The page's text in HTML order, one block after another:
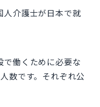
人介護士が日本で就
で働くために必要な
数です。それぞれ公